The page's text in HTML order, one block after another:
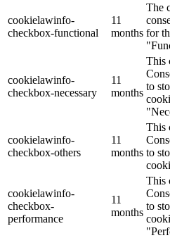
cookielawinfo-
checkbox-functional
11
months
The
for
cookielawinfo-
checkbox-necessary
11
months
This
to
cookielawinfo-
checkbox-others
11
months
This
to
cookielawinfo-
checkbox-
performance
11
months
This
to